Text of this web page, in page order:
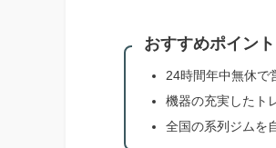
おすすめポイント
24時間年中無休で
機器の充実したト
全国の系列ジムを